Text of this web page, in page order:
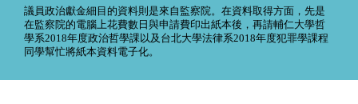
議員政治獻金細目的資料則是來自監察院。在資料取得方面，先是
在監察院的電腦上花費數日與申請費印出紙本後，再請輔仁大學哲
學系2018年度政治哲學課以及台北大學法律系2018年度犯罪學課程
同學幫忙將紙本資料電子化。